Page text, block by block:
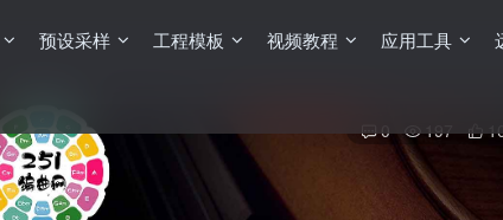
预设采样 工程模板 视频教程 应用工具
0 197